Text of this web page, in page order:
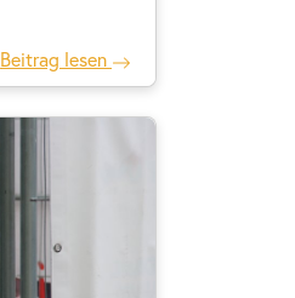
Beitrag lesen